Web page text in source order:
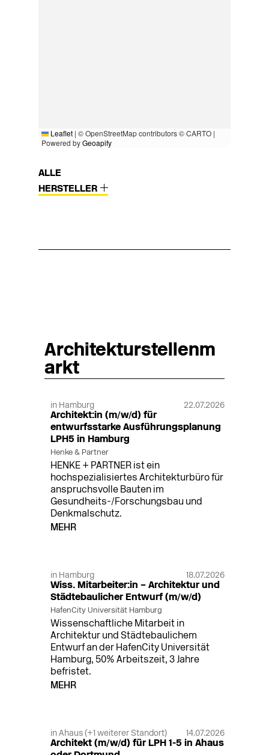
Leaflet | © OpenStreetMap contributors © CARTO |
Powered byGeoapify
ALLE
HERSTELLER
Architekturstellenm
arkt
in Hamburg 22.07.2026
Architekt:in (m/w/d) für
entwurfsstarke Ausführungsplanung
LPH5 in Hamburg
Henke & Partner
HENKE + PARTNER ist ein
hochspezialisiertes Architekturbüro für
anspruchsvolle Bauten im
Gesundheits-/Forschungsbau und
Denkmalschutz.
MEHR
in Hamburg 18.07.2026
Wiss. Mitarbeiter:in – Architektur und
Städtebaulicher Entwurf (m/w/d)
HafenCity Universität Hamburg
Wissenschaftliche Mitarbeit in
Architektur und Städtebaulichem
Entwurf an der HafenCity Universität
Hamburg, 50% Arbeitszeit, 3 Jahre
befristet.
MEHR
in Ahaus (+1 weiterer Standort) 14.07.2026
Architekt (m/w/d) für LPH 1-5 in Ahaus